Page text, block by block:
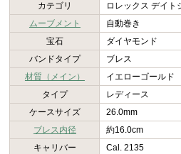
カテゴリ
ロレックス デイト
ムーブメント
自動巻き
宝石
ダイヤモンド
バンドタイプ
ブレス
材質（メイン）
イエローゴールド
タイプ
レディース
ケースサイズ
26.0mm
ブレス内径
約16.0cm
キャリバー
Cal. 2135